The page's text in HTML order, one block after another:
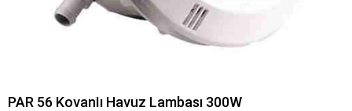
PAR 56 KovanIı Havuz Lambası 300W